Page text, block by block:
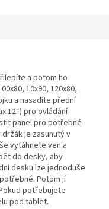
a potom ho
10x90, 120x80,
a nasadíte přední
pro ovládání
panel pro potřebné
je zasunutý v
vytáhnete ven a
do desky, aby
desku lze jednoduše
Potom jí
potřebujete
pod tablet.